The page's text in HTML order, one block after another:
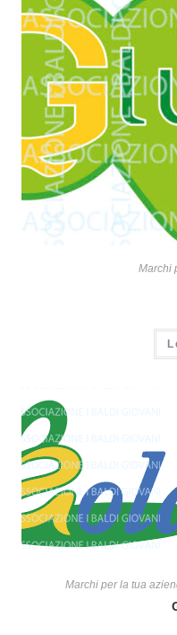
Marchi
Marchi per la tua